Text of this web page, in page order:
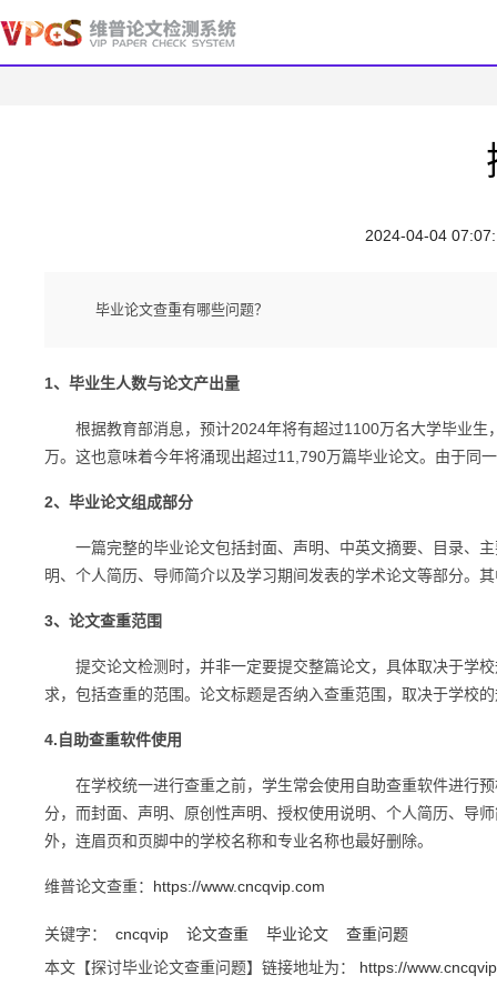
2024-04-04
毕业论文查重有哪些问题？
1、毕业生人数与论文产出量
根据教育部消息，预计2024年将有超过1100万名大学毕业生
万。这也意味着今年将涌现出超过11,790万篇毕业论文。由于同
2、毕业论文组成部分
一篇完整的毕业论文包括封面、声明、中英文摘要、目录、主
明、个人简历、导师简介以及学习期间发表的学术论文等部分。
3、论文查重范围
提交论文检测时，并非一定要提交整篇论文，具体取决于学校
求，包括查重的范围。论文标题是否纳入查重范围，取决于学校
4.自助查重软件使用
在学校统一进行查重之前，学生常会使用自助查重软件进行预
分，而封面、声明、原创性声明、授权使用说明、个人简历、导
外，连眉页和页脚中的学校名称和专业名称也最好删除。
维普论文查重： https://www.cncqvip.com
关键字： cncqvip 论文查重 毕业论文
查重问题
本文【探讨毕业论文查重问题】链接地址为： https://